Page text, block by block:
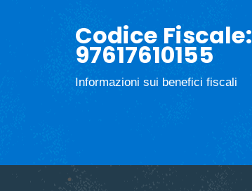
Codice Fiscale:
97617610155
Informazioni sui benefici fiscali